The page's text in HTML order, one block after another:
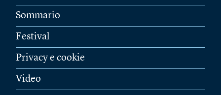
Sommario
Festival
Privacy e cookie
Video